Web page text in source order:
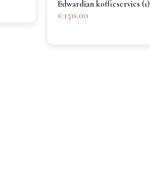
Edwardian koffieservies (1)
€150.00